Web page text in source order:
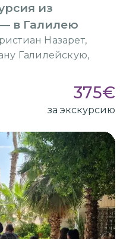
из
в Галилею
Назарет,
Галилейскую,
375€
за экскурсию